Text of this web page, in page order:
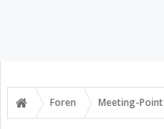
Foren Meeting-Point